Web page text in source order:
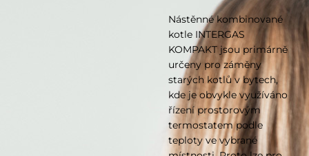
Nástěnné kombinované
kotle INTERGAS
KOMPAKT jsou primárně
určeny pro záměny
starých kotlů v bytech,
kde je obvykle využíváno
řízení prostorovým
termostatem podle
teploty ve vybrané